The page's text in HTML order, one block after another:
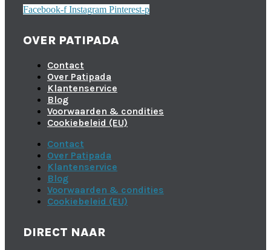
Facebook-f Instagram Pinterest-p
OVER PATIPADA
Contact
Over Patipada
Klantenservice
Blog
Voorwaarden & condities
Cookiebeleid (EU)
Contact
Over Patipada
Klantenservice
Blog
Voorwaarden & condities
Cookiebeleid (EU)
DIRECT NAAR